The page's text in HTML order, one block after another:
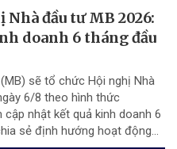
đầu tư MB 2026:
doanh 6 tháng đầu
sẽ tổ chức Hội nghị Nhà
6/8 theo hình thức
nhật kết quả kinh doanh 6
sẻ định hướng hoạt động...